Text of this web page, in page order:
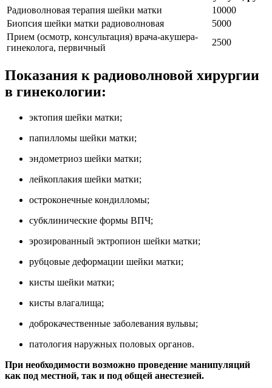
Радиоволновая терапия шейки матки
10000
Биопсия шейки матки радиоволновая
5000
Прием (осмотр, консультация) врача-акушера-
гинеколога, первичный
2500
Показания к радиоволновой хирургии
в гинекологии:
эктопия шейки матки;
папилломы шейки матки;
эндометриоз шейки матки;
лейкоплакия шейки матки;
остроконечные кондилломы;
субклинические формы ВПЧ;
эрозированный эктропион шейки матки;
рубцовые деформации шейки матки;
кисты шейки матки;
кисты влагалища;
доброкачественные заболевания вульвы;
патология наружных половых органов.
При необходимости возможно проведение манипуляций
как под местной, так и под общей анестезией.